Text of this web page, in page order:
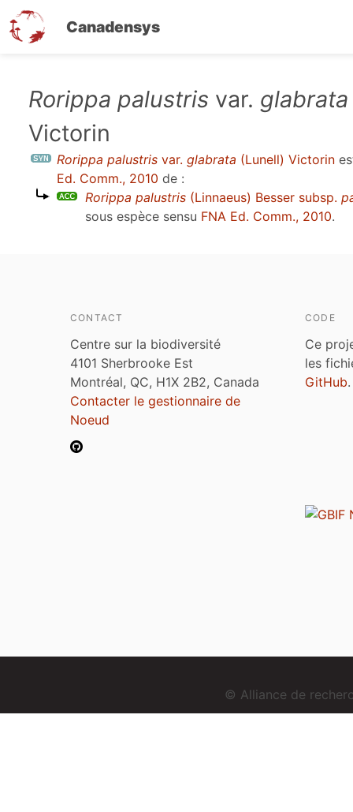
Canadensys
contenu
Rorippa palustris var. glabrata
Victorin
Rorippa palustris var. glabrata (Lunell) Victorin
Ed. Comm., 2010 de :
Rorippa palustris (Linnaeus) Besser subsp.
sous espèce sensu FNA Ed. Comm., 2010.
CONTACT
Centre sur la biodiversité
4101 Sherbrooke Est
Montréal, QC, H1X 2B2, Canada
Contacter le gestionnaire de
Noeud
CODE
Ce
les
GitHub.
© Alliance de